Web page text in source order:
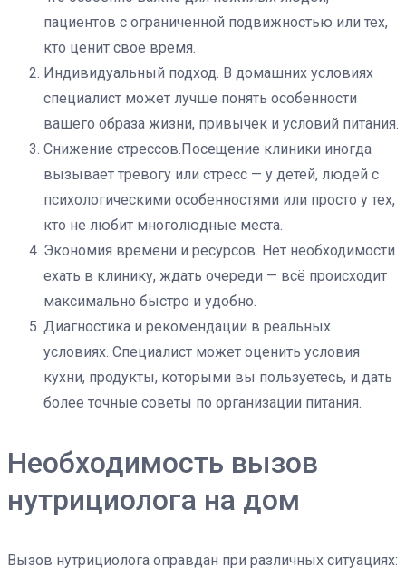
пациентов с ограниченной подвижностью или тех,
кто ценит свое время.
Индивидуальный подход. В домашних условиях
специалист может лучше понять особенности
вашего образа жизни, привычек и условий питания.
Снижение стрессов.Посещение клиники иногда
вызывает тревогу или стресс — у детей, людей с
психологическими особенностями или просто у тех,
кто не любит многолюдные места.
Экономия времени и ресурсов. Нет необходимости
ехать в клинику, ждать очереди — всё происходит
максимально быстро и удобно.
Диагностика и рекомендации в реальных
условиях. Специалист может оценить условия
кухни, продукты, которыми вы пользуетесь, и дать
более точные советы по организации питания.
Необходимость вызов
нутрициолога на дом
Вызов нутрициолога оправдан при различных ситуациях: